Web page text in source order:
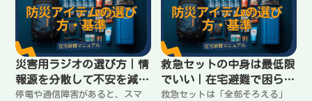
べき家電の考え方を分かりやす
くまとめます。
い場面、選ぶときの現実的な基
準をまとめます。
災害用ラジオの選び方｜情
報源を分散して不安を減ら
す
停電や通信障害があると、スマ
救急セットの中身は最低限
でいい｜在宅避難で困らな
い揃え方
救急セットは「全部そろえる」